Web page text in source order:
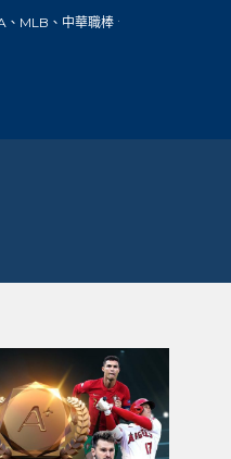
、網球、足球、賽車、自行車、